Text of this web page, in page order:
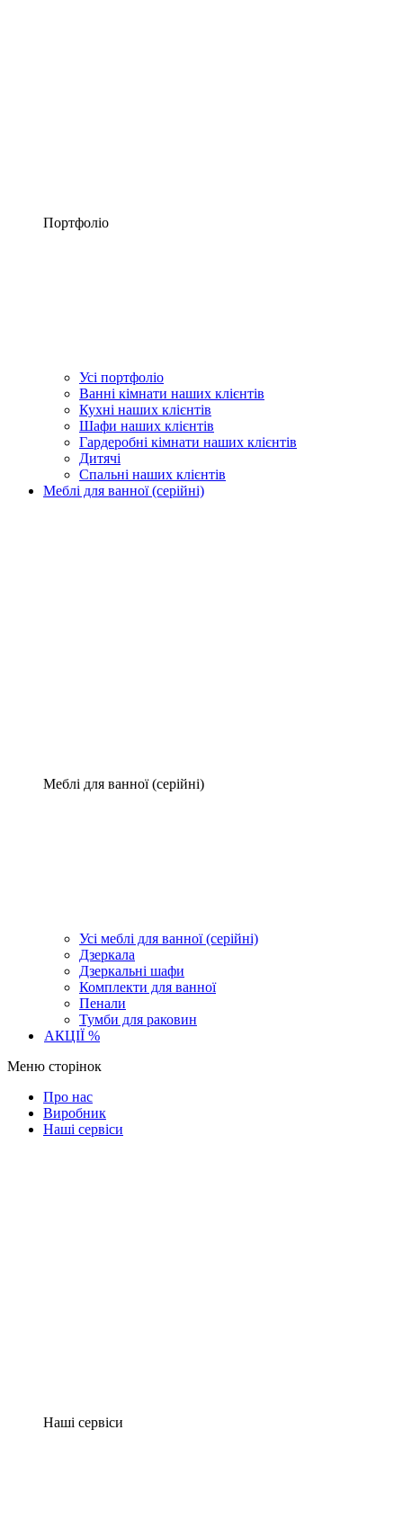
Портфоліо
Усі портфоліо
Ванні кімнати наших клієнтів
Кухні наших клієнтів
Шафи наших клієнтів
Гардеробні кімнати наших клієнтів
Дитячі
Спальні наших клієнтів
Меблі для ванної (серійні)
Меблі для ванної (серійні)
Усі меблі для ванної (серійні)
Дзеркала
Дзеркальні шафи
Комплекти для ванної
Пенали
Тумби для раковин
АКЦІЇ %
Меню сторінок
Про нас
Виробник
Наші сервіси
Наші сервіси